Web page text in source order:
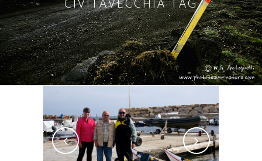
CIVITAVECCHIA TAG